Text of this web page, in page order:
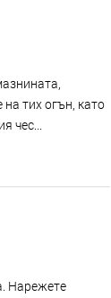
тих огън, като
чес...
Нарежете